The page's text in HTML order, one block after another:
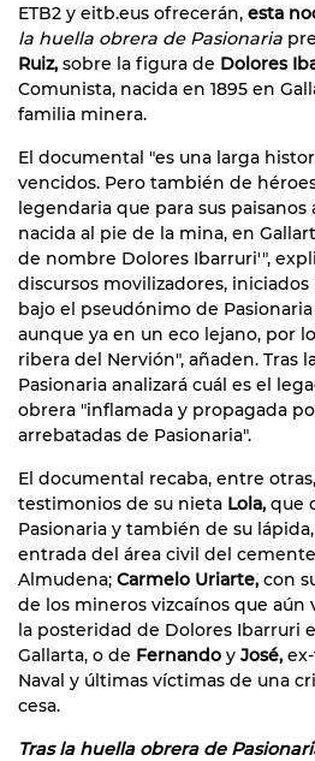
ETB2 y eitb.eus ofrecerán, esta
la huella obrera de Pasionaria
Ruiz, sobre la figura de Dolores
Comunista, nacida en 1895 en
familia minera.
El documental "es una larga
vencidos. Pero también de
legendaria que para sus paisanos
nacida al pie de la mina, en
de nombre Dolores Ibarruri'",
discursos movilizadores,
bajo el pseudónimo de
aunque ya en un eco lejano, por
ribera del Nervión", añaden. Tras
Pasionaria analizará cuál es el
obrera "inflamada y propagada
arrebatadas de Pasionaria".
El documental recaba, entre
testimonios de su nieta Lola, que
Pasionaria y también de su
entrada del área civil del
Almudena; Carmelo Uriarte, con
de los mineros vizcaínos que aún
la posteridad de Dolores Ibarruri
Gallarta, o de Fernando y José,
Naval y últimas víctimas de una
cesa.
Tras la huella obrera de